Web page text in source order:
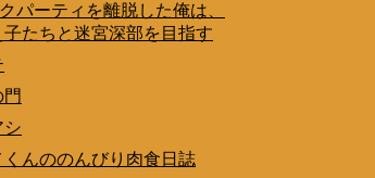
パーティを離脱した俺は、
子たちと迷宮深部を目指す
シ
くんののんびり肉食日誌